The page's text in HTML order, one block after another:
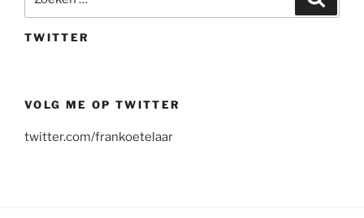
naar:
TWITTER
VOLG ME OP TWITTER
twitter.com/frankoetelaar